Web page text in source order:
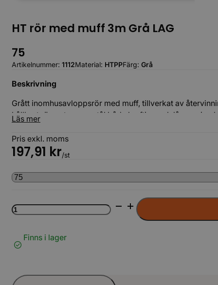
HT rör med muff 3m Grå LAG
75
Artikelnummer: 1112Material: HTPPFärg: Grå
Beskrivning
Grått inomhusavloppsrör med muff, tillverkat av
hållbart rörsystem som tål både kraftiga och långvariga
ingjutning.
Läs mer
Pris exkl. moms
197,91 kr/st
HT
rör
Grå
Finns i lager